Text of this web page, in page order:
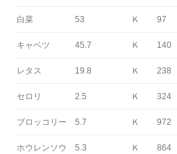
白菜 53 Ｋ 97
キャベツ 45.7 Ｋ 140
レタス 19.8 Ｋ 238
セロリ 2.5 Ｋ 324
ブロッコリー 5.7 Ｋ 972
ホウレンソウ 5.3 Ｋ 864